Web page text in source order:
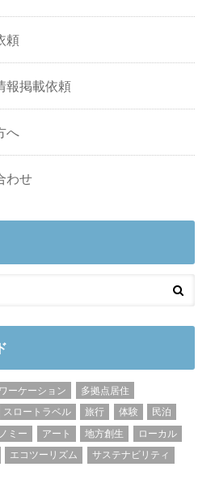
頼
報掲載依頼
へ
わせ
ワーケーション
多拠点居住
スロートラベル 旅行 体験
民泊
ミー アート 地方創生
ローカル
エコツーリズム
サステナビリティ